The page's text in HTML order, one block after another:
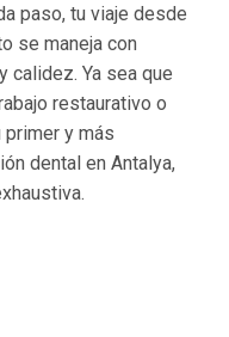
paso, tu viaje desde
se maneja con
calidez. Ya sea que
restaurativo o
primer y más
dental en Antalya,